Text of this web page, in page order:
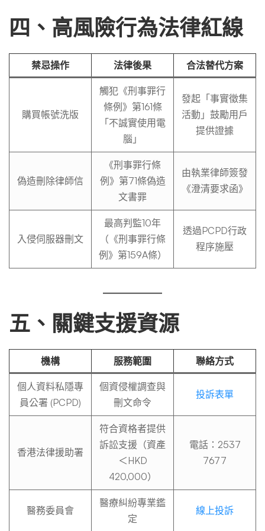
四、高風險行為法律紅線
禁忌操作 法律後果 合法替代方案
購買帳號洗版
觸犯《刑事罪行
條例》第161條
「不誠實使用電
腦」
發起「事實徵集
活動」鼓勵用戶
提供證據
偽造刪除律師信
《刑事罪行條
例》第71條偽造
文書罪
由執業律師簽發
《澄清要求函》
入侵伺服器刪文
最高判監10年
（《刑事罪行條
例》第159A條）
透過PCPD行政
程序施壓
五、關鍵支援資源
機構 服務範圍 聯絡方式
個人資料私隱專
員公署 (PCPD)
個資侵權調查與
刪文命令
投訴表單
香港法律援助署
符合資格者提供
訴訟支援（資產
＜HKD
420,000）
電話：2537
7677
醫務委員會
醫療糾紛專業鑑
定
線上投訴